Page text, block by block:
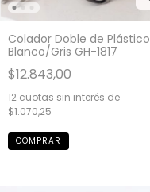
Colador Doble de Plástico
Blanco/Gris GH-1817
$12.843,00
12 cuotas sin interés de
$1.070,25